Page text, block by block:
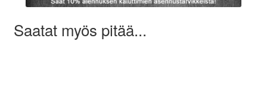
Saatat myös pitää...